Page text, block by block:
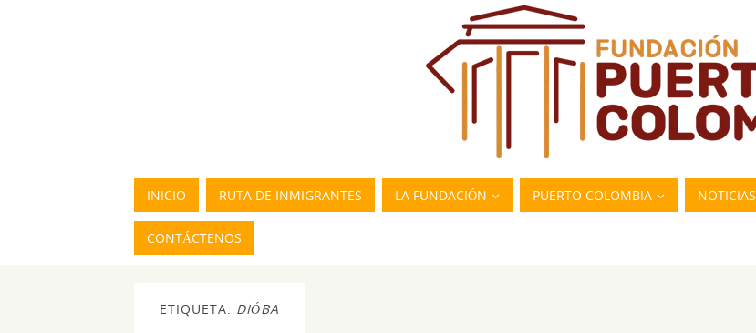
INICIO RUTA DE INMIGRANTES LA FUNDACIÓN PUERTO COLOMBIA NOTICIAS
CONTÁCTENOS
ETIQUETA: DIÓBA